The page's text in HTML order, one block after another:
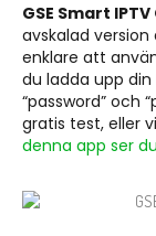
GSE Smart
avskalad
enklare att
du ladda upp din
“password” och
gratis test, eller
denna app ser